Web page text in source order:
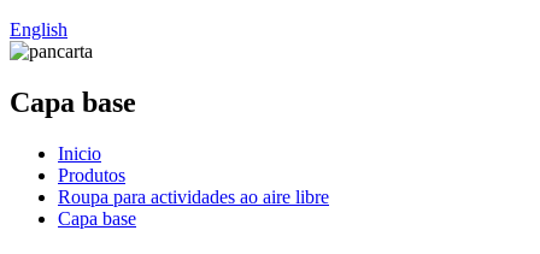
English
Capa base
Inicio
Produtos
Roupa para actividades ao aire libre
Capa base